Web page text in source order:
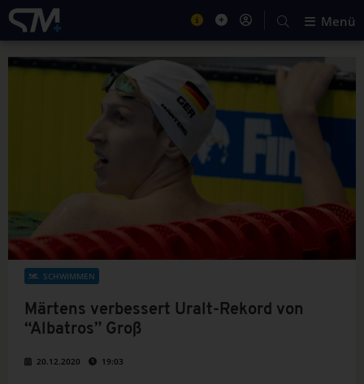
Menü
SCHWIMMEN
Märtens verbessert Uralt-Rekord von
“Albatros” Groß
20.12.2020 19:03